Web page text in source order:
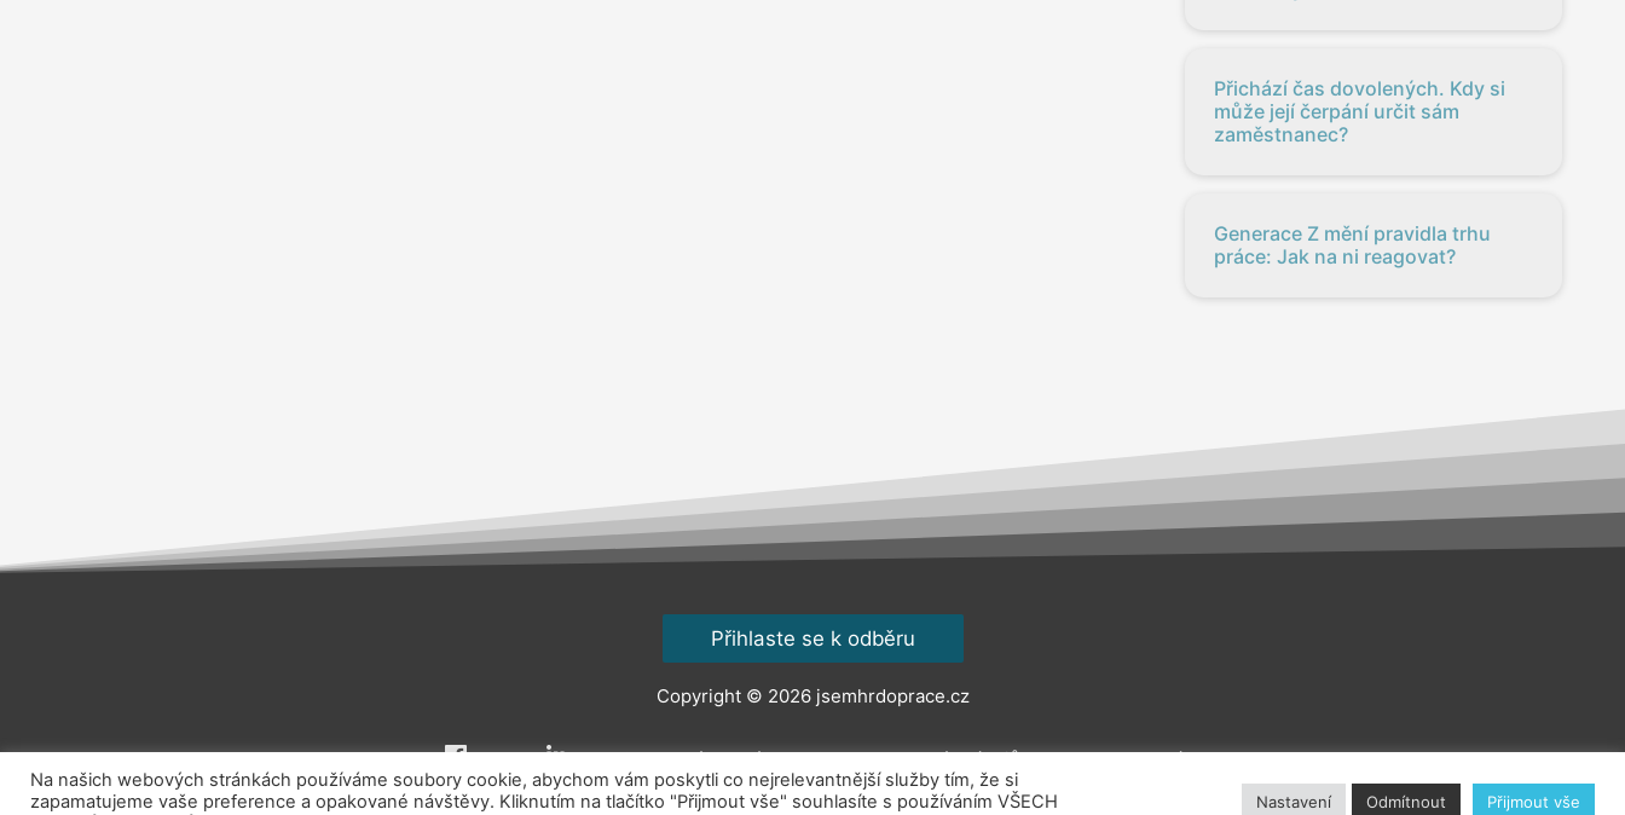
Přichází čas dovolených. Kdy si
může její čerpání určit sám
zaměstnanec?
Generace Z mění pravidla trhu
práce: Jak na ni reagovat?
Přihlaste se k odběru
Copyright © 2026 jsemhrdoprace.cz
Obchodní podmínky Ochrana osobních údajů Kontakt O nás
Na našich webových stránkách používáme soubory cookie, abychom vám poskytli co nejrelevantnější služby tím, že si
zapamatujeme vaše preference a opakované návštěvy. Kliknutím na tlačítko "Přijmout vše" souhlasíte s používáním VŠECH
Nastavení Odmítnout Přijmout vše